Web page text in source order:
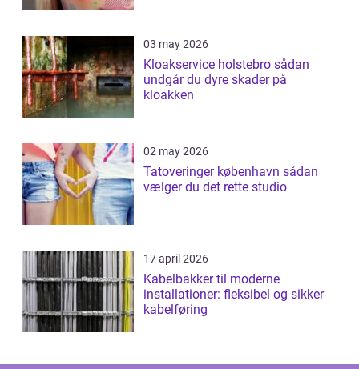
03 may 2026
Kloakservice holstebro sådan
undgår du dyre skader på
kloakken
02 may 2026
Tatoveringer københavn sådan
vælger du det rette studio
17 april 2026
Kabelbakker til moderne
installationer: fleksibel og sikker
kabelføring